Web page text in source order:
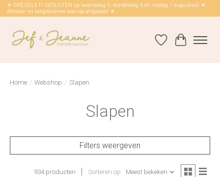
☀ OPEGELET! GESLOTEN op woensdag 5, donderdag 6 en vrijdag 7 augustus! ☀
Afhalen en langskomen kan op afspraak! ☀
Verlanglijst
Home / Webshop / Slapen
Slapen
Filters weergeven
934 producten Sorteren op Meest bekeken